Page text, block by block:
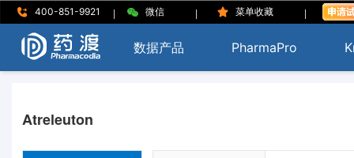
400-851-9921 | 微信 | 菜单收藏 |
数据产品 PharmaPro
Atreleuton